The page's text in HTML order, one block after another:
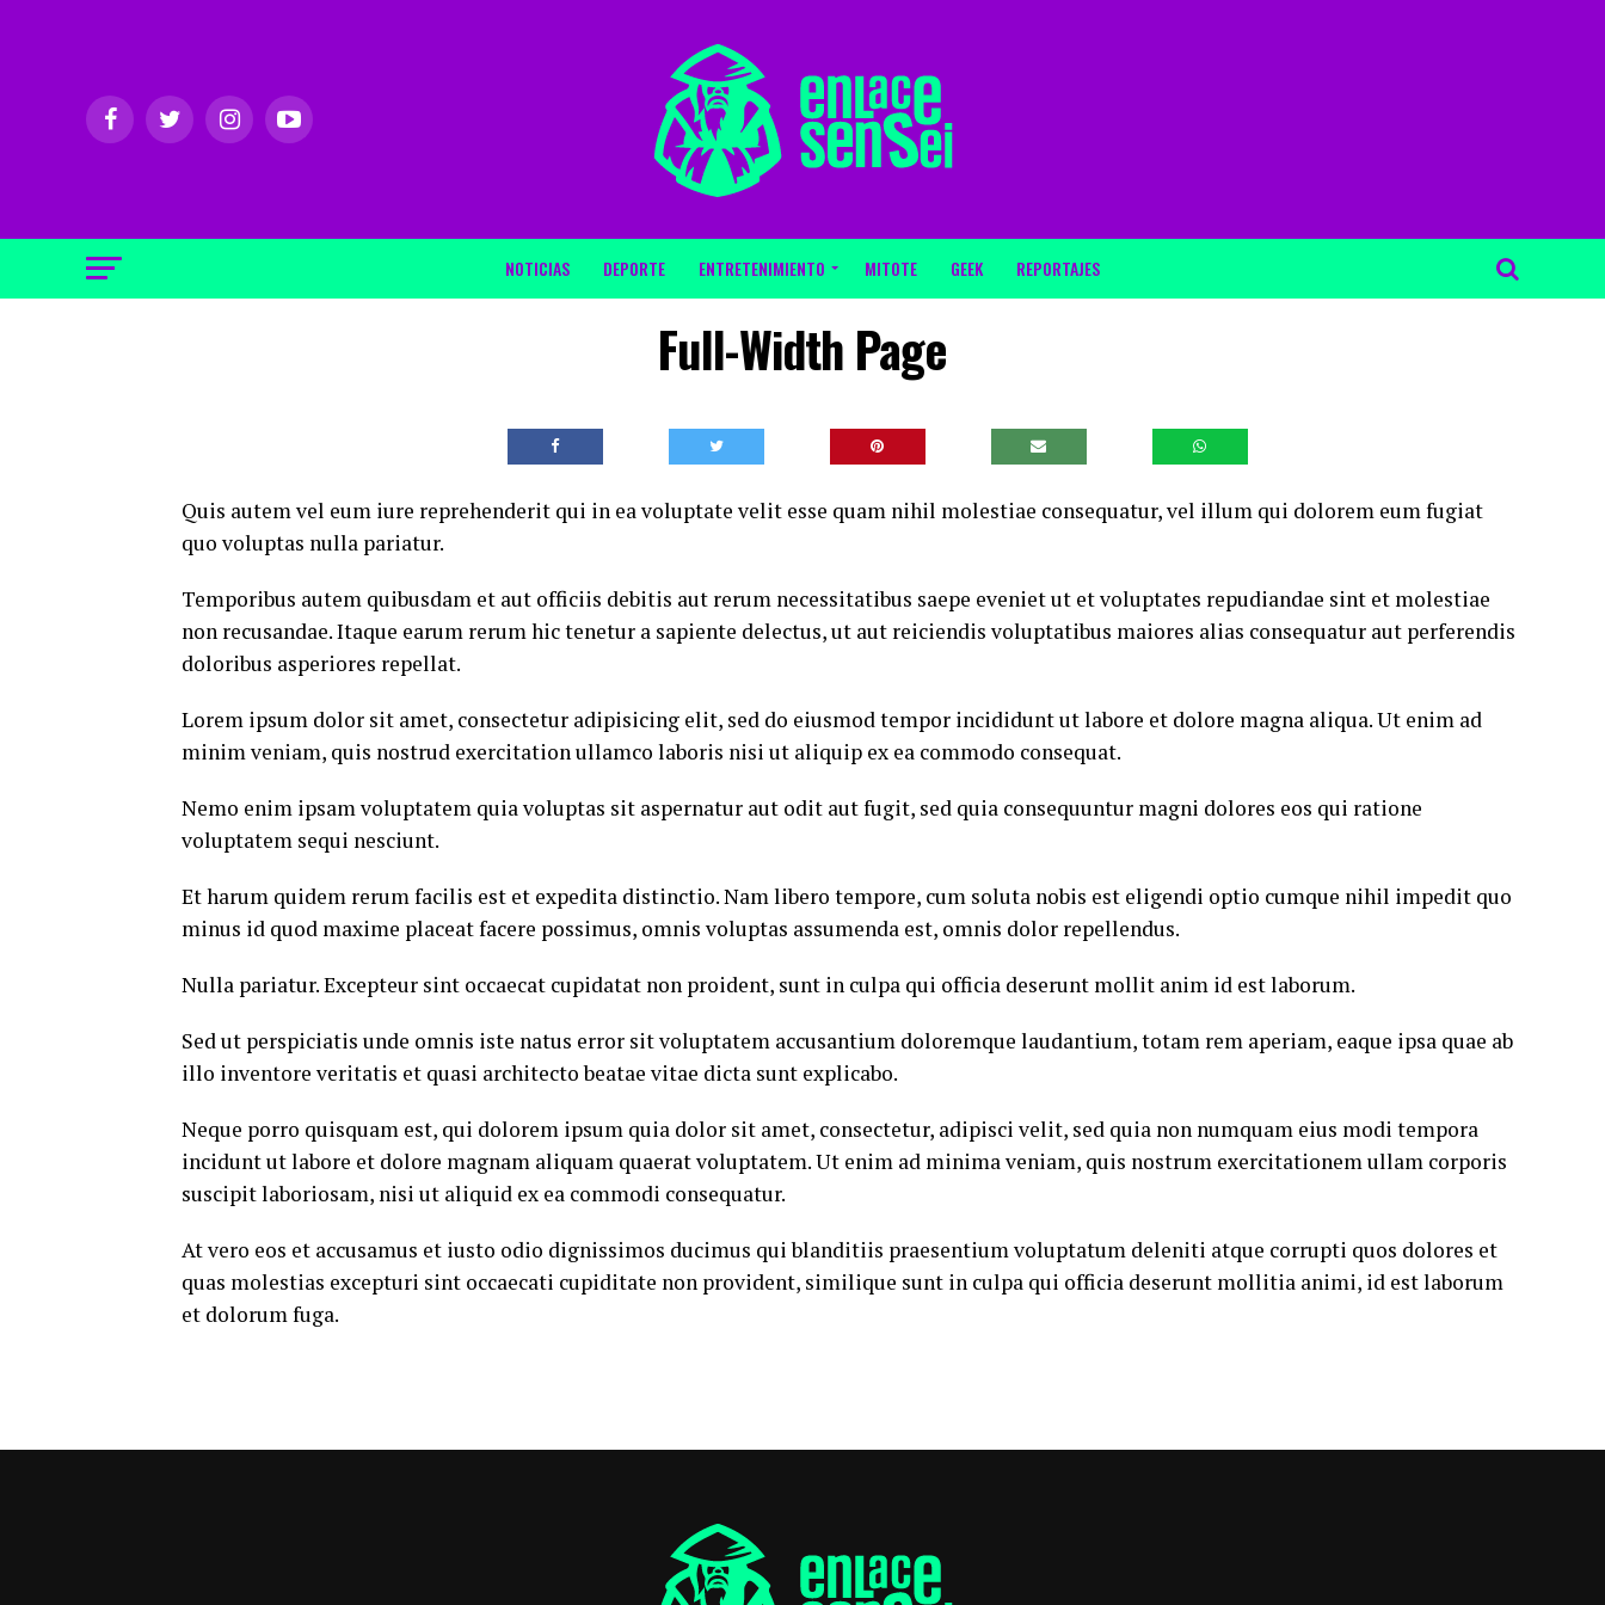
NOTICIAS DEPORTE ENTRETENIMIENTO MITOTE GEEK REPORTAJES
Full-Width Page
Quis autem vel eum iure reprehenderit qui in ea voluptate velit esse quam nihil molestiae consequatur, vel illum qui dolorem eum fugiat
quo voluptas nulla pariatur.
Temporibus autem quibusdam et aut officiis debitis aut rerum necessitatibus saepe eveniet ut et voluptates repudiandae sint et molestiae
non recusandae. Itaque earum rerum hic tenetur a sapiente delectus, ut aut reiciendis voluptatibus maiores alias consequatur aut perferendis
doloribus asperiores repellat.
Lorem ipsum dolor sit amet, consectetur adipisicing elit, sed do eiusmod tempor incididunt ut labore et dolore magna aliqua. Ut enim ad
minim veniam, quis nostrud exercitation ullamco laboris nisi ut aliquip ex ea commodo consequat.
Nemo enim ipsam voluptatem quia voluptas sit aspernatur aut odit aut fugit, sed quia consequuntur magni dolores eos qui ratione
voluptatem sequi nesciunt.
Et harum quidem rerum facilis est et expedita distinctio. Nam libero tempore, cum soluta nobis est eligendi optio cumque nihil impedit quo
minus id quod maxime placeat facere possimus, omnis voluptas assumenda est, omnis dolor repellendus.
Nulla pariatur. Excepteur sint occaecat cupidatat non proident, sunt in culpa qui officia deserunt mollit anim id est laborum.
Sed ut perspiciatis unde omnis iste natus error sit voluptatem accusantium doloremque laudantium, totam rem aperiam, eaque ipsa quae ab
illo inventore veritatis et quasi architecto beatae vitae dicta sunt explicabo.
Neque porro quisquam est, qui dolorem ipsum quia dolor sit amet, consectetur, adipisci velit, sed quia non numquam eius modi tempora
incidunt ut labore et dolore magnam aliquam quaerat voluptatem. Ut enim ad minima veniam, quis nostrum exercitationem ullam corporis
suscipit laboriosam, nisi ut aliquid ex ea commodi consequatur.
At vero eos et accusamus et iusto odio dignissimos ducimus qui blanditiis praesentium voluptatum deleniti atque corrupti quos dolores et
quas molestias excepturi sint occaecati cupiditate non provident, similique sunt in culpa qui officia deserunt mollitia animi, id est laborum
et dolorum fuga.